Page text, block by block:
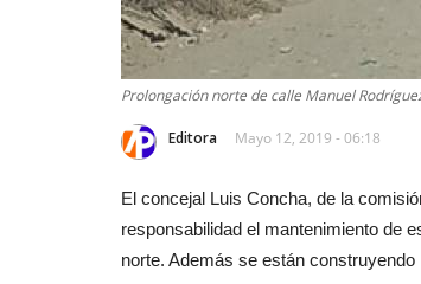
Prolongación norte de calle Manuel
Editora Mayo 12, 2019 - 06:18
El concejal Luis Concha, de la
responsabilidad el mantenimiento de
norte. Además se están construyendo